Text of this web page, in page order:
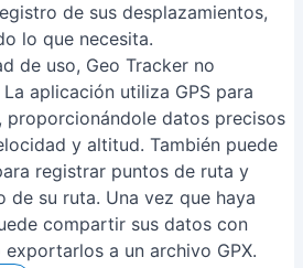
de sus desplazamientos,
lo que necesita.
de uso, Geo Tracker no
aplicación utiliza GPS para
proporcionándole datos precisos
y altitud. También puede
registrar puntos de ruta y
su ruta. Una vez que haya
compartir sus datos con
a un archivo GPX.